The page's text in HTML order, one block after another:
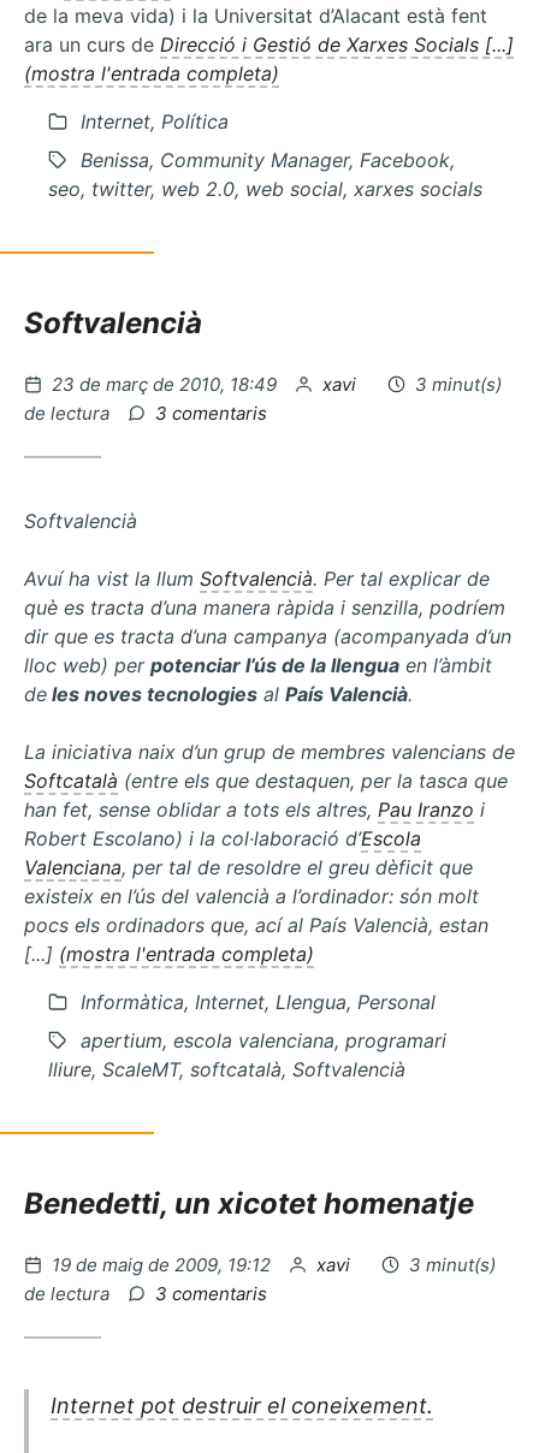
de la meva vida) i la Universitat d’Alacant està fent
ara un curs de Direcció i Gestió de Xarxes Socials [...]
(mostra l'entrada completa)
Internet, Política
Benissa, Community Manager, Facebook,
seo, twitter, web 2.0, web social, xarxes socials
Softvalencià
Publicat
el
23 de març de 2010, 18:49 per
xavi
3 minut(s)
de lectura
3 comentaris
Softvalencià
Avuí ha vist la llum Softvalencià. Per tal explicar de
què es tracta d’una manera ràpida i senzilla, podríem
dir que es tracta d’una campanya (acompanyada d’un
lloc web) per potenciar l’ús de la llengua en l’àmbit
de les noves tecnologies al País Valencià.
La iniciativa naix d’un grup de membres valencians de
Softcatalà (entre els que destaquen, per la tasca que
han fet, sense oblidar a tots els altres, Pau Iranzo i
Robert Escolano) i la col·laboració d’Escola
Valenciana, per tal de resoldre el greu dèficit que
existeix en l’ús del valencià a l’ordinador: són molt
pocs els ordinadors que, ací al País Valencià, estan
[...] (mostra l'entrada completa)
Informàtica, Internet, Llengua, Personal
apertium, escola valenciana, programari
lliure, ScaleMT, softcatalà, Softvalencià
Benedetti, un xicotet homenatje
Publicat
el
19 de maig de 2009, 19:12 per
xavi
3 minut(s)
de lectura
3 comentaris
so
Internet pot destruir el coneixement.